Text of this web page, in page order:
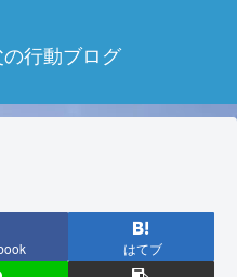
行動ブログ
はてブ